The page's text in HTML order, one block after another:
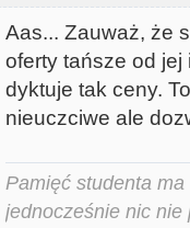
Aas... Zauważ, że
oferty tańsze od
dyktuje tak ceny.
nieuczciwe ale
Pamięć studenta
jednocześnie nic nie